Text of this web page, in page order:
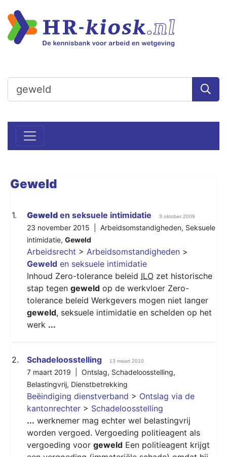
Geweld
1. Geweld en seksuele intimidatie 3 oktober 2009
23 november 2015 | Arbeidsomstandigheden, Seksuele
intimidatie, Geweld
Arbeidsrecht > Arbeidsomstandigheden >
Geweld en seksuele intimidatie
Inhoud Zero-tolerance beleid ILO zet historische
stap tegen geweld op de werkvloer Zero-
tolerance beleid Werkgevers mogen niet langer
geweld, seksuele intimidatie en schelden op het
werk ...
2. Schadeloosstelling 13 maart 2010
7 maart 2019 | Ontslag, Schadeloosstelling,
Belastingvrij, Dienstbetrekking
Beëindiging dienstverband > Ontslag via de
kantonrechter > Schadeloosstelling
... werknemer mag echter wel belastingvrij
worden vergoed. Vergoeding politieagent als
vergoeding voor geweld Een politieagent krijgt